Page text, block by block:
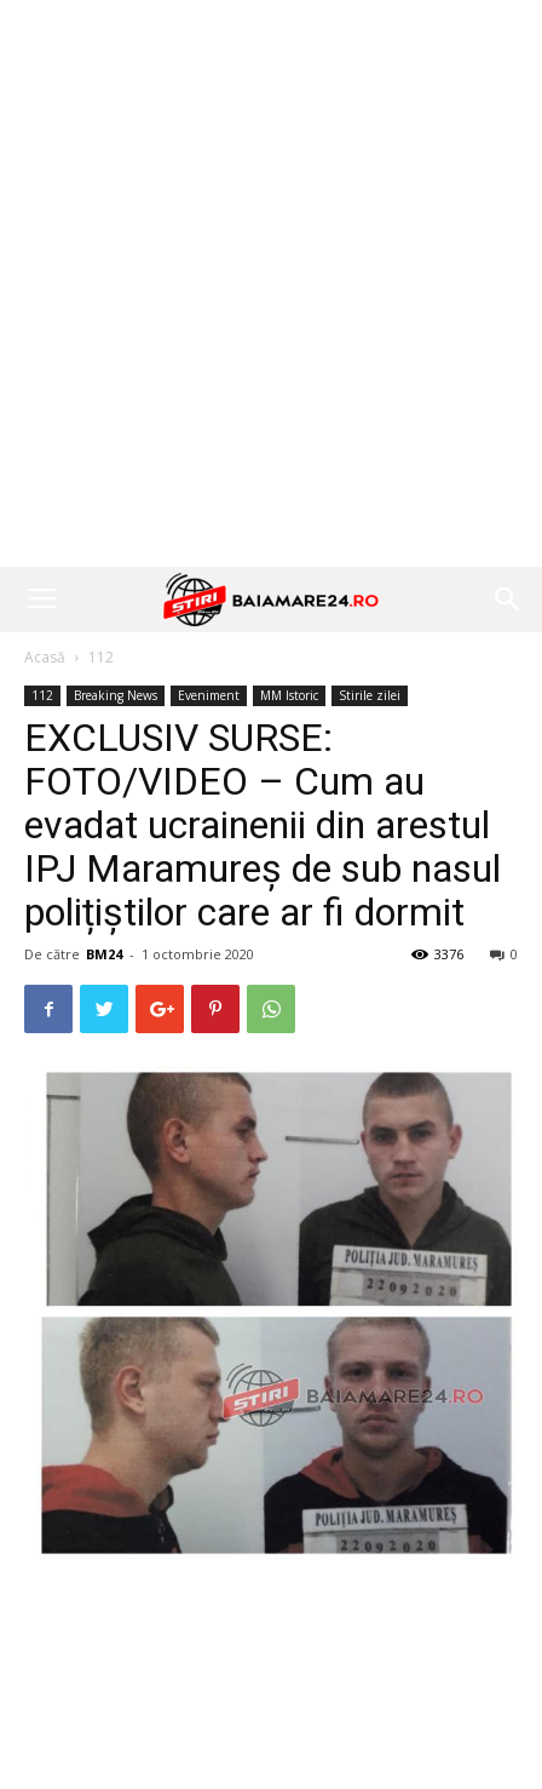
Acasă 112
112 Breaking News Eveniment MM Istoric Stirile zilei
EXCLUSIV SURSE:
FOTO/VIDEO – Cum au
evadat ucrainenii din arestul
IPJ Maramureș de sub nasul
polițiștilor care ar fi dormit
De către BM24 - 1 octombrie 2020 0
3376